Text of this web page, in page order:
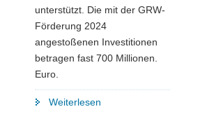
unterstützt. Die mit der GRW-
Förderung 2024
angestoßenen Investitionen
betragen fast 700 Millionen.
Euro.
Weiterlesen